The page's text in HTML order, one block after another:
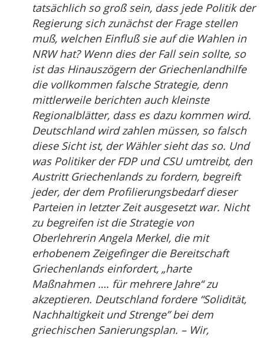
tatsächlich so groß sein, dass jede Politik der
Regierung sich zunächst der Frage stellen
muß, welchen Einfluß sie auf die Wahlen in
NRW hat? Wenn dies der Fall sein sollte, so
ist das Hinauszögern der Griechenlandhilfe
die vollkommen falsche Strategie, denn
mittlerweile berichten auch kleinste
Regionalblätter, dass es dazu kommen wird.
Deutschland wird zahlen müssen, so falsch
diese Sicht ist, der Wähler sieht das so. Und
was Politiker der FDP und CSU umtreibt, den
Austritt Griechenlands zu fordern, begreift
jeder, der dem Profilierungsbedarf dieser
Parteien in letzter Zeit ausgesetzt war. Nicht
zu begreifen ist die Strategie von
Oberlehrerin Angela Merkel, die mit
erhobenem Zeigefinger die Bereitschaft
Griechenlands einfordert, „harte
Maßnahmen …. für mehrere Jahre“ zu
akzeptieren. Deutschland fordere “Solidität,
Nachhaltigkeit und Strenge” bei dem
griechischen Sanierungsplan. – Wir,